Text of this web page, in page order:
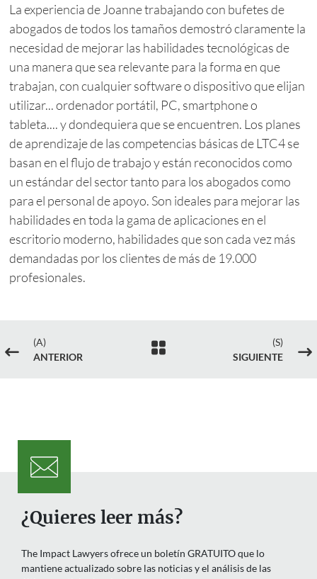
La experiencia de Joanne trabajando con bufetes de
abogados de todos los tamaños demostró claramente la
necesidad de mejorar las habilidades tecnológicas de
una manera que sea relevante para la forma en que
trabajan, con cualquier software o dispositivo que elijan
utilizar... ordenador portátil, PC, smartphone o
tableta.... y dondequiera que se encuentren. Los planes
de aprendizaje de las competencias básicas de LTC4 se
basan en el flujo de trabajo y están reconocidos como
un estándar del sector tanto para los abogados como
para el personal de apoyo. Son ideales para mejorar las
habilidades en toda la gama de aplicaciones en el
escritorio moderno, habilidades que son cada vez más
demandadas por los clientes de más de 19.000
profesionales.
#
(A)
ANTERIOR

(S)
SIGUIENTE
$
¿Quieres leer más?
The Impact Lawyers ofrece un boletín GRATUITO que lo
mantiene actualizado sobre las noticias y el análisis de las